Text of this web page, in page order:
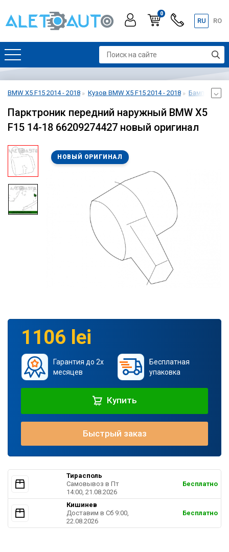
0
RU RO
BMW X5 F15 2014 - 2018 Кузов BMW X5 F15 2014 - 2018 Бампер
Парктроник передний наружный BMW X5
F15 14-18 66209274427 новый оригинал
НОВЫЙ ОРИГИНАЛ
1106 lei
Гарантия до 2х
месяцев
Бесплатная
упаковка
Купить
Быстрый заказ
Тирасполь
Самовывоз в Пт
14:00, 21.08.2026
Бесплатно
Кишинев
Доставим в Cб 9:00,
22.08.2026
Бесплатно